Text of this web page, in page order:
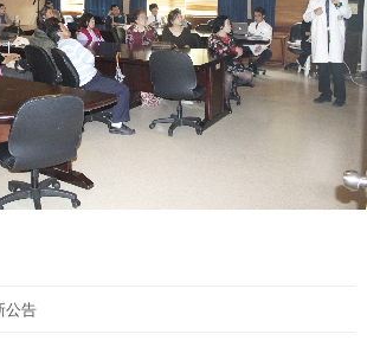
公告